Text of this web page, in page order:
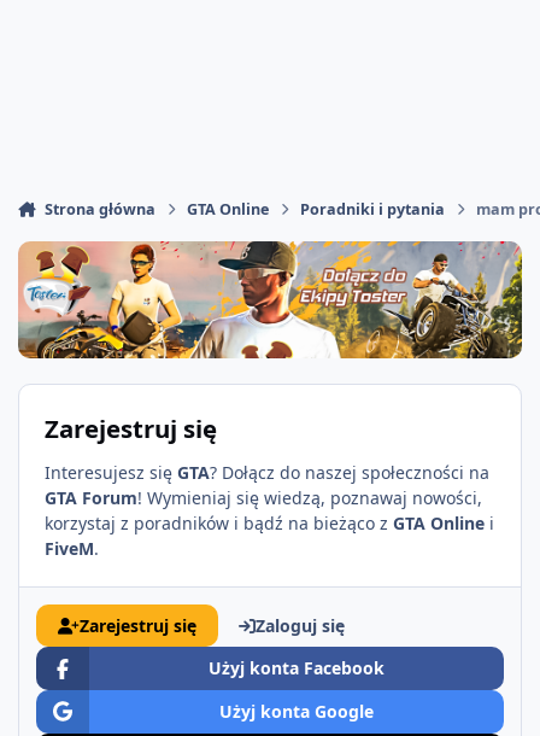
Strona główna GTA Online Poradniki i pytania mam
Zarejestruj się
Interesujesz się GTA? Dołącz do naszej społeczności na
GTA Forum! Wymieniaj się wiedzą, poznawaj nowości,
korzystaj z poradników i bądź na bieżąco z GTA Online i
FiveM.
Zarejestruj się
Zaloguj się
Użyj konta Facebook
Użyj konta Google